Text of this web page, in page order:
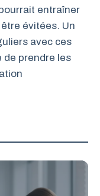
entraîner
évitées. Un
avec ces
prendre les